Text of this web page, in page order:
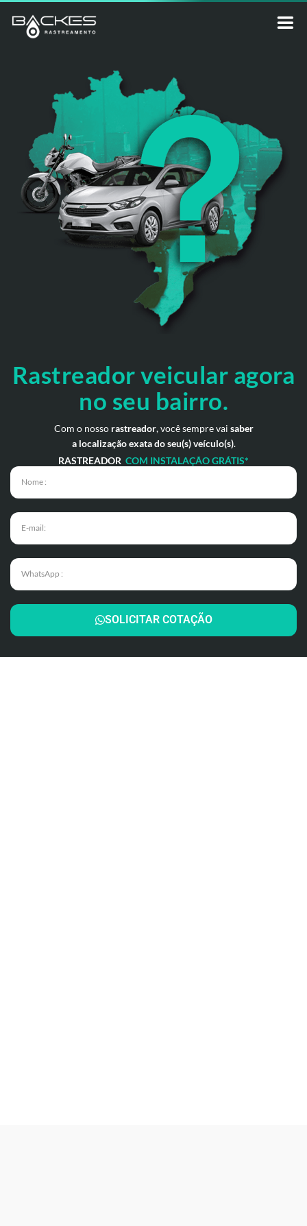
Rastreador veicular agora
no seu bairro.
Com o nosso rastreador, você sempre vai saber
a localização exata do seu(s) veículo(s).
RASTREADOR COM INSTALAÇÃO GRÁTIS*
SOLICITAR COTAÇÃO